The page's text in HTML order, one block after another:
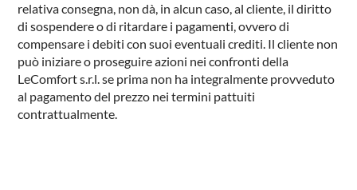
relativa consegna, non dà, in alcun caso, al cliente, il diritto
di sospendere o di ritardare i pagamenti, ovvero di
compensare i debiti con suoi eventuali crediti. Il cliente non
può iniziare o proseguire azioni nei confronti della
LeComfort s.r.l. se prima non ha integralmente provveduto
al pagamento del prezzo nei termini pattuiti
contrattualmente.